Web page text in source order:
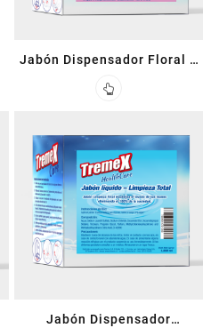
Jabón Dispensador Floral 1
L
Jabón Dispensador